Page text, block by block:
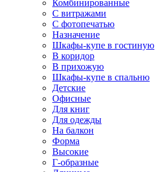
Комбинированные
С витражами
С фотопечатью
Назначение
Шкафы-купе в гостиную
В коридор
В прихожую
Шкафы-купе в спальню
Детские
Офисные
Для книг
Для одежды
На балкон
Форма
Высокие
Г-образные